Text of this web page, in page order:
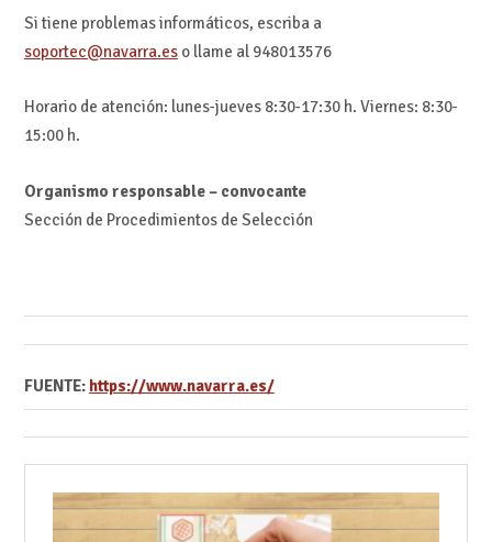
Si tiene problemas informáticos, escriba a
soportec@navarra.eso llame al 948013576
Horario de atención: lunes-jueves 8:30-17:30 h. Viernes: 8:30-
15:00 h.
Organismo responsable – convocante
Sección de Procedimientos de Selección
FUENTE: https://www.navarra.es/